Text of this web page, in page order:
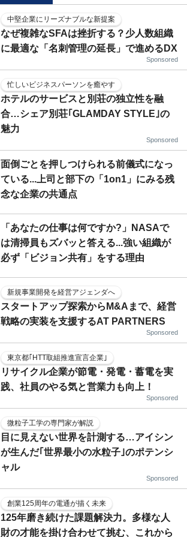
中堅企業にリーズナブルな新提案
なぜ複雑なSFAは挫折する？少人数組織
に最適な「名刺管理の延長」で進めるDX
Sponsored
忙しいビジネスパーソンを癒やす
ホテルのサービスと別荘の独立性を融
合…シェア別荘｢GLAMDAY STYLE｣の
魅力
Sponsored
面倒ごとを押しつけられる前儀式になっ
ている...上司と部下の「1on1」にみる残
念な企業の共通点
「あなたの仕事は何ですか?」NASAで
は清掃員もズバッと答える...強い組織が
必ず「ビジョン共有」をする理由
新規事業開発を経営アジェンダへ
スタートアップ探索からM&Aまで、経営
戦略の実装を支援するAT PARTNERS
Sponsored
東京都｢HTT取組推進宣言企業｣
リサイクル企業が節電・発電・蓄電を実
践、社員のやる気と営業力も向上！
Sponsored
微粒子工学の専門家が解説
目に見えない世界を計測する…アイシン
が生んだ｢世界最小の水粒子｣のポテンシ
ャル
Sponsored
創業125周年の電通が描く未来
125年磨き続けた課題解決力。多様な人
財の才能を掛け合わせて挑む、これから